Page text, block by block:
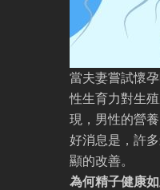
當夫妻嘗試懷
性生育力對生
現，男性的營
好消息是，許
顯的改善。
為何精子健康